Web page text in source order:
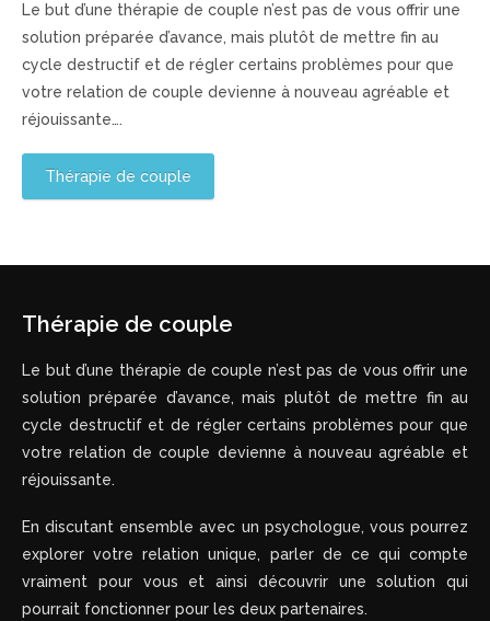
Le but d’une thérapie de couple n’est pas de vous offrir une
solution préparée d’avance, mais plutôt de mettre fin au
cycle destructif et de régler certains problèmes pour que
votre relation de couple devienne à nouveau agréable et
réjouissante….
Thérapie de couple
Thérapie de couple
Le but d’une thérapie de couple n’est pas de vous offrir une
solution préparée d’avance, mais plutôt de mettre fin au
cycle destructif et de régler certains problèmes pour que
votre relation de couple devienne à nouveau agréable et
réjouissante.
En discutant ensemble avec un psychologue, vous pourrez
explorer votre relation unique, parler de ce qui compte
vraiment pour vous et ainsi découvrir une solution qui
pourrait fonctionner pour les deux partenaires.